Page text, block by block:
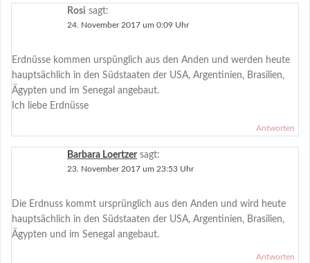
Rosi sagt:
24. November 2017 um 0:09 Uhr
Erdnüsse kommen urspünglich aus den Anden und werden heute
hauptsächlich in den Südstaaten der USA, Argentinien, Brasilien,
Ägypten und im Senegal angebaut.
Ich liebe Erdnüsse
Antworten
Barbara Loertzer sagt:
23. November 2017 um 23:53 Uhr
Die Erdnuss kommt ursprünglich aus den Anden und wird heute
hauptsächlich in den Südstaaten der USA, Argentinien, Brasilien,
Ägypten und im Senegal angebaut.
Antworten